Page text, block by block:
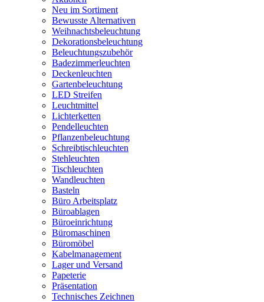
Neu im Sortiment
Bewusste Alternativen
Weihnachtsbeleuchtung
Dekorationsbeleuchtung
Beleuchtungszubehör
Badezimmerleuchten
Deckenleuchten
Gartenbeleuchtung
LED Streifen
Leuchtmittel
Lichterketten
Pendelleuchten
Pflanzenbeleuchtung
Schreibtischleuchten
Stehleuchten
Tischleuchten
Wandleuchten
Basteln
Büro Arbeitsplatz
Büroablagen
Büroeinrichtung
Büromaschinen
Büromöbel
Kabelmanagement
Lager und Versand
Papeterie
Präsentation
Technisches Zeichnen